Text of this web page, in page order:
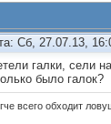
Сб, 27.07.13,
галки, сели
было галок?
всего обходит